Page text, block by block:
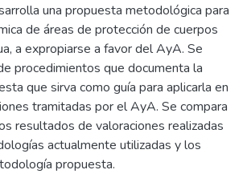
una propuesta metodológica para
de áreas de protección de cuerpos
a expropiarse a favor del AyA. Se
procedimientos que documenta la
que sirva como guía para aplicarla en
tramitadas por el AyA. Se compara
resultados de valoraciones realizadas
actualmente utilizadas y los
propuesta.